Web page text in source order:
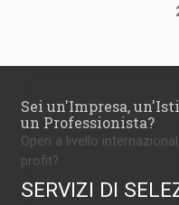
Sei un'Impresa,
un Professionista?
Operi a livello
profit?
SERVIZI DI